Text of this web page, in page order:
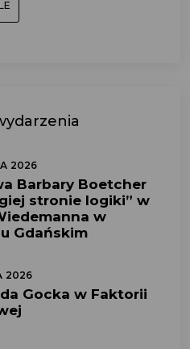
2026
Barbary Boetcher
stronie logiki” w
w
Gdańskim
2026
Gocka w Faktorii